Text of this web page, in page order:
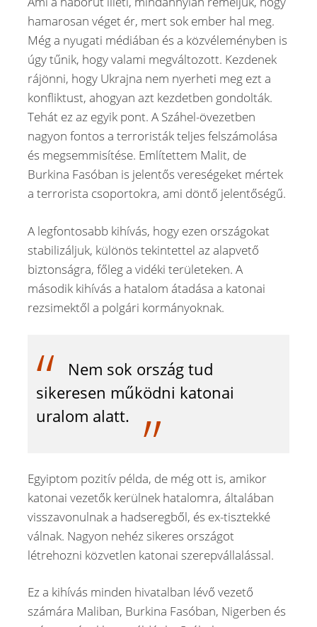
hamarosan véget ér, mert sok ember hal meg.
Még a nyugati médiában és a közvéleményben is
úgy tűnik, hogy valami megváltozott. Kezdenek
rájönni, hogy Ukrajna nem nyerheti meg ezt a
konfliktust, ahogyan azt kezdetben gondolták.
Tehát ez az egyik pont. A Száhel-övezetben
nagyon fontos a terroristák teljes felszámolása
és megsemmisítése. Említettem Malit, de
Burkina Fasóban is jelentős vereségeket mértek
a terrorista csoportokra, ami döntő jelentőségű.
A legfontosabb kihívás, hogy ezen országokat
stabilizáljuk, különös tekintettel az alapvető
biztonságra, főleg a vidéki területeken. A
második kihívás a hatalom átadása a katonai
rezsimektől a polgári kormányoknak.
Nem sok ország tud
sikeresen működni katonai
uralom alatt.
Egyiptom pozitív példa, de még ott is, amikor
katonai vezetők kerülnek hatalomra, általában
visszavonulnak a hadseregből, és ex-tisztekké
válnak. Nagyon nehéz sikeres országot
létrehozni közvetlen katonai szerepvállalással.
Ez a kihívás minden hivatalban lévő vezető
számára Maliban, Burkina Fasóban, Nigerben és